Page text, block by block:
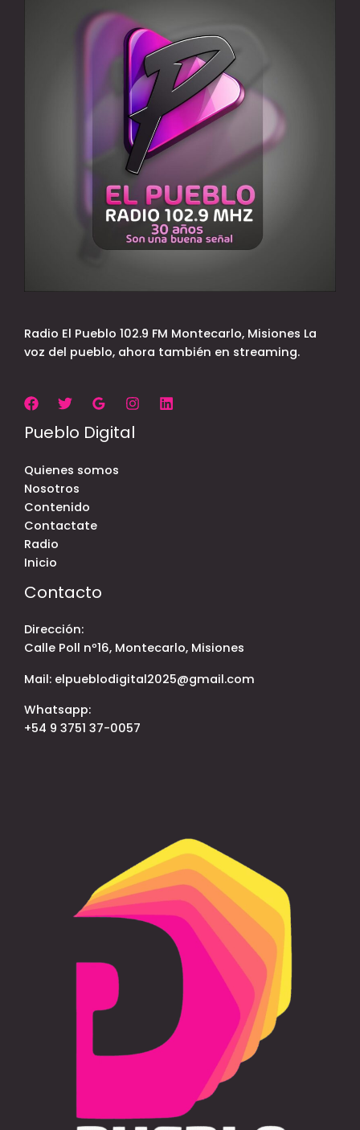
Radio El Pueblo 102.9 FM Montecarlo, Misiones La
voz del pueblo, ahora también en streaming.
Pueblo Digital
Quienes somos
Nosotros
Contenido
Contactate
Radio
Inicio
Contacto
Dirección:
Calle Poll nº16, Montecarlo, Misiones
Mail: elpueblodigital2025@gmail.com
Whatsapp:
+54 9 3751 37-0057